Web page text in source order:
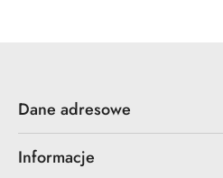
Dane adresowe
Informacje